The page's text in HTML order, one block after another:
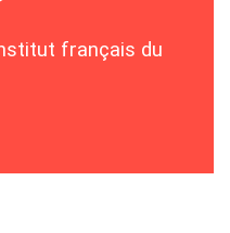
français du